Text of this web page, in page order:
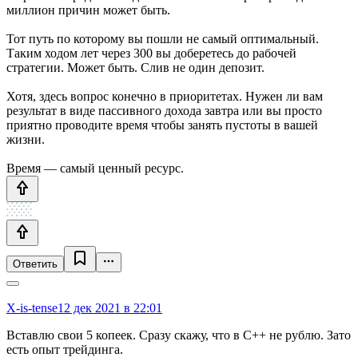
миллион причин может быть.
Тот путь по которому вы пошли не самый оптимальный.
Таким ходом лет через 300 вы доберетесь до рабочей
стратегии. Может быть. Слив не один депозит.
Хотя, здесь вопрос конечно в приоритетах. Нужен ли вам
результат в виде пассивного дохода завтра или вы просто
приятно проводите время чтобы занять пустоты в вашей
жизни.
Время — самый ценный ресурс.
Ответить
X-is-tense12 дек 2021 в 22:01
Вставлю свои 5 копеек. Сразу скажу, что в С++ не рублю. Зато
есть опыт трейдинга.